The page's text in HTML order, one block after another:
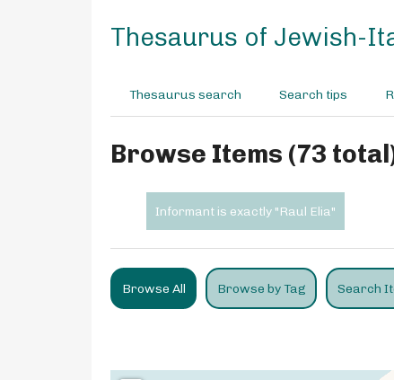
Thesaurus of Jewish-
Thesaurus search Search tips
Browse Items (73
Informant is exactly "Raul Elia"
Browse All Browse by Tag Search